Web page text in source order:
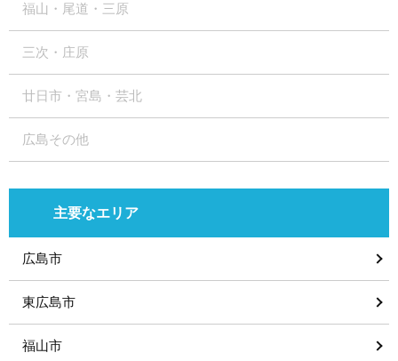
福山・尾道・三原
三次・庄原
廿日市・宮島・芸北
広島その他
主要なエリア
広島市
東広島市
福山市